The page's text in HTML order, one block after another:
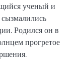
ученый и
Родился он в
прогретое